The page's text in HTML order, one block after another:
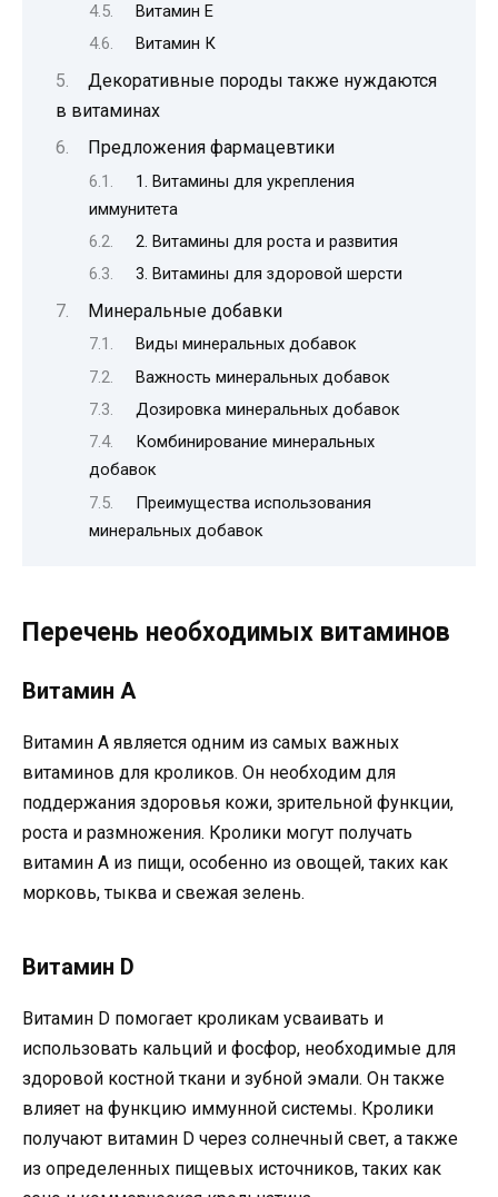
Витамин Е
Витамин К
Декоративные породы также нуждаются
в витаминах
Предложения фармацевтики
1. Витамины для укрепления
иммунитета
2. Витамины для роста и развития
3. Витамины для здоровой шерсти
Минеральные добавки
Виды минеральных добавок
Важность минеральных добавок
Дозировка минеральных добавок
Комбинирование минеральных
добавок
Преимущества использования
минеральных добавок
Перечень необходимых витаминов
Витамин A
Витамин A является одним из самых важных
витаминов для кроликов. Он необходим для
поддержания здоровья кожи, зрительной функции,
роста и размножения. Кролики могут получать
витамин A из пищи, особенно из овощей, таких как
морковь, тыква и свежая зелень.
Витамин D
Витамин D помогает кроликам усваивать и
использовать кальций и фосфор, необходимые для
здоровой костной ткани и зубной эмали. Он также
влияет на функцию иммунной системы. Кролики
получают витамин D через солнечный свет, а также
из определенных пищевых источников, таких как